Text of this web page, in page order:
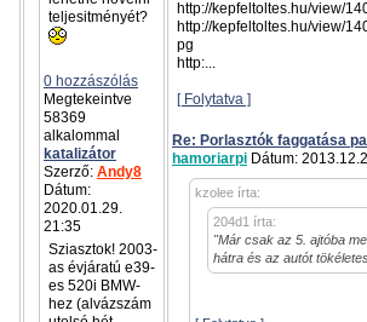
teljesitményét?
0 hozzászólás
Megtekeintve
58369
alkalommal
katalizátor
Szerző: Andy8
Dátum:
2020.01.29.
21:35
Sziasztok! 2003-
as évjáratú e39-
es 520i BMW-
hez (alvázszám
http://kepfeltoltes.hu/view/
http://kepfeltoltes.hu/view/
pg
http:...
[ Folytatva ]
Re: Porlasztók faggatása
hamoriarpi Dátum:
kzolee írta:
204d1 írta:
"Már csak az 5. ajtóba
hátra és az autót